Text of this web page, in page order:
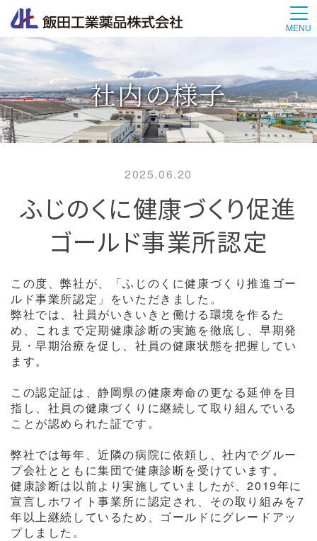
MENU
社内の様子
2025.06.20
ふじのくに健康づくり促進
ゴールド事業所認定
この度、弊社が、「ふじのくに健康づくり推進ゴー
ルド事業所認定」をいただきました。
弊社では、社員がいきいきと働ける環境を作るた
め、これまで定期健康診断の実施を徹底し、早期発
見・早期治療を促し、社員の健康状態を把握してい
ます。
この認定証は、静岡県の健康寿命の更なる延伸を目
指し、社員の健康づくりに継続して取り組んでいる
ことが認められた証です。
弊社では毎年、近隣の病院に依頼し、社内でグルー
プ会社とともに集団で健康診断を受けています。
健康診断は以前より実施していましたが、2019年に
宣言しホワイト事業所に認定され、その取り組みを7
年以上継続しているため、ゴールドにグレードアッ
プしました。